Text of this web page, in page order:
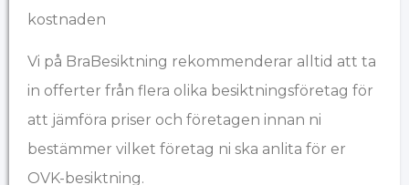
kostnaden
Vi på BraBesiktning rekommenderar alltid att ta
in offerter från flera olika besiktningsföretag för
att jämföra priser och företagen innan ni
bestämmer vilket företag ni ska anlita för er
OVK-besiktning.